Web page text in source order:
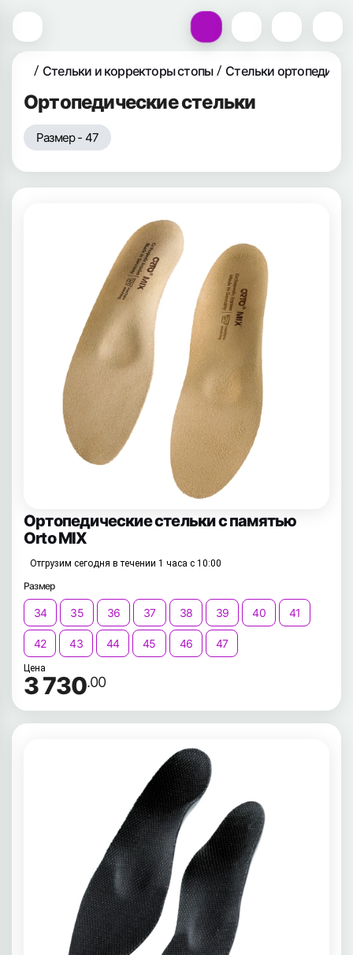
Стельки и корректоры стопы Стельки
Ортопедические стельки
Размер - 47
Ортопедические стельки с памятью
Orto MIX
Отгрузим сегодня в течении 1 часа с 10:00
Размер
34 35 36 37 38 39 40 41
42 43 44 45 46 47
Цена
3 730.00